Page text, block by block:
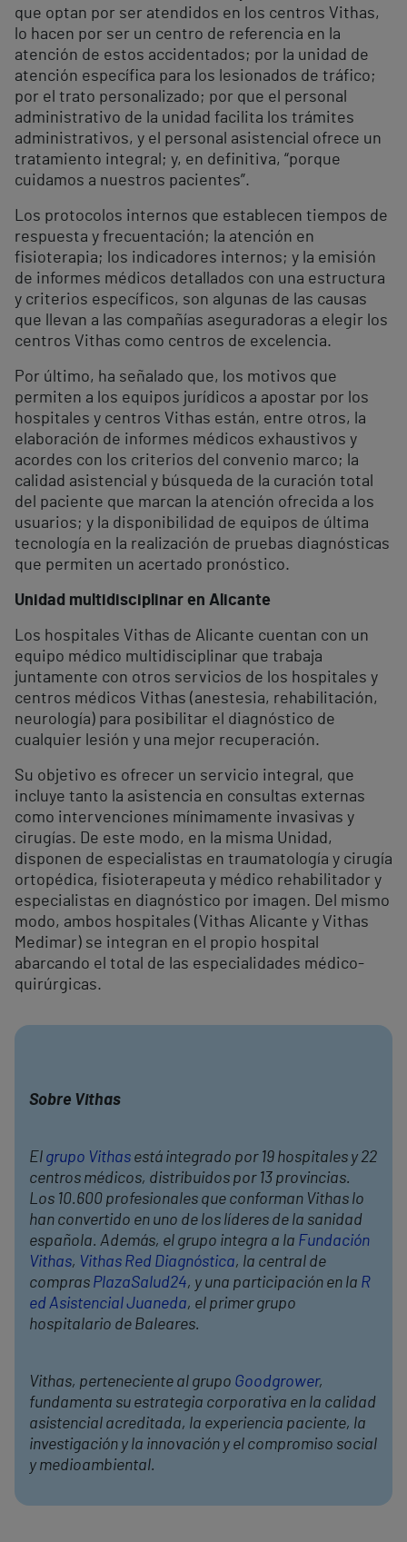
que optan por ser atendidos en los centros Vithas,
lo hacen por ser un centro de referencia en la
atención de estos accidentados; por la unidad de
atención específica para los lesionados de tráfico;
por el trato personalizado; por que el personal
administrativo de la unidad facilita los trámites
administrativos, y el personal asistencial ofrece un
tratamiento integral; y, en definitiva, “porque
cuidamos a nuestros pacientes”.
Los protocolos internos que establecen tiempos de
respuesta y frecuentación; la atención en
fisioterapia; los indicadores internos; y la emisión
de informes médicos detallados con una estructura
y criterios específicos, son algunas de las causas
que llevan a las compañías aseguradoras a elegir los
centros Vithas como centros de excelencia.
Por último, ha señalado que, los motivos que
permiten a los equipos jurídicos a apostar por los
hospitales y centros Vithas están, entre otros, la
elaboración de informes médicos exhaustivos y
acordes con los criterios del convenio marco; la
calidad asistencial y búsqueda de la curación total
del paciente que marcan la atención ofrecida a los
usuarios; y la disponibilidad de equipos de última
tecnología en la realización de pruebas diagnósticas
que permiten un acertado pronóstico.
Unidad multidisciplinar en Alicante
Los hospitales Vithas de Alicante cuentan con un
equipo médico multidisciplinar que trabaja
juntamente con otros servicios de los hospitales y
centros médicos Vithas (anestesia, rehabilitación,
neurología) para posibilitar el diagnóstico de
cualquier lesión y una mejor recuperación.
Su objetivo es ofrecer un servicio integral, que
incluye tanto la asistencia en consultas externas
como intervenciones mínimamente invasivas y
cirugías. De este modo, en la misma Unidad,
disponen de especialistas en traumatología y cirugía
ortopédica, fisioterapeuta y médico rehabilitador y
especialistas en diagnóstico por imagen. Del mismo
modo, ambos hospitales (Vithas Alicante y Vithas
Medimar) se integran en el propio hospital
abarcando el total de las especialidades médico-
quirúrgicas.
Sobre Vithas
El grupo Vithas está integrado por 19 hospitales y 22
centros médicos, distribuidos por 13 provincias.
Los 10.600 profesionales que conforman Vithas lo
han convertido en uno de los líderes de la sanidad
española. Además, el grupo integra a la Fundación
Vithas, Vithas Red Diagnóstica, la central de
compras PlazaSalud24, y una participación en la R
ed Asistencial Juaneda, el primer grupo
hospitalario de Baleares.
Vithas, perteneciente al grupo Goodgrower,
fundamenta su estrategia corporativa en la calidad
asistencial acreditada, la experiencia paciente, la
investigación y la innovación y el compromiso social
y medioambiental.